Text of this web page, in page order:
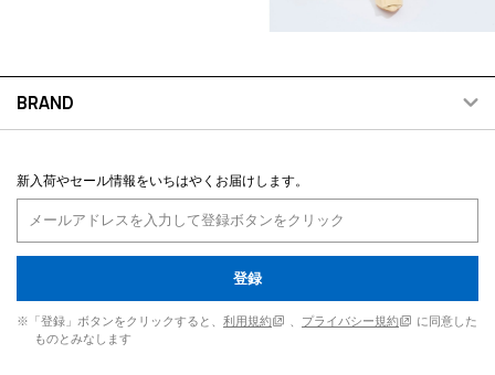
BRAND
新入荷やセール情報をいちはやくお届けします。
登録
※「登録」ボタンをクリックすると、 利用規約 プライバシー規約
に同意した
ものとみなします